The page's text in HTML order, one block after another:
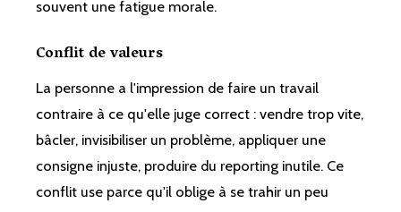
souvent une fatigue morale.
Conflit de valeurs
La personne a l'impression de faire un travail
contraire à ce qu'elle juge correct : vendre trop vite,
bâcler, invisibiliser un problème, appliquer une
consigne injuste, produire du reporting inutile. Ce
conflit use parce qu'il oblige à se trahir un peu